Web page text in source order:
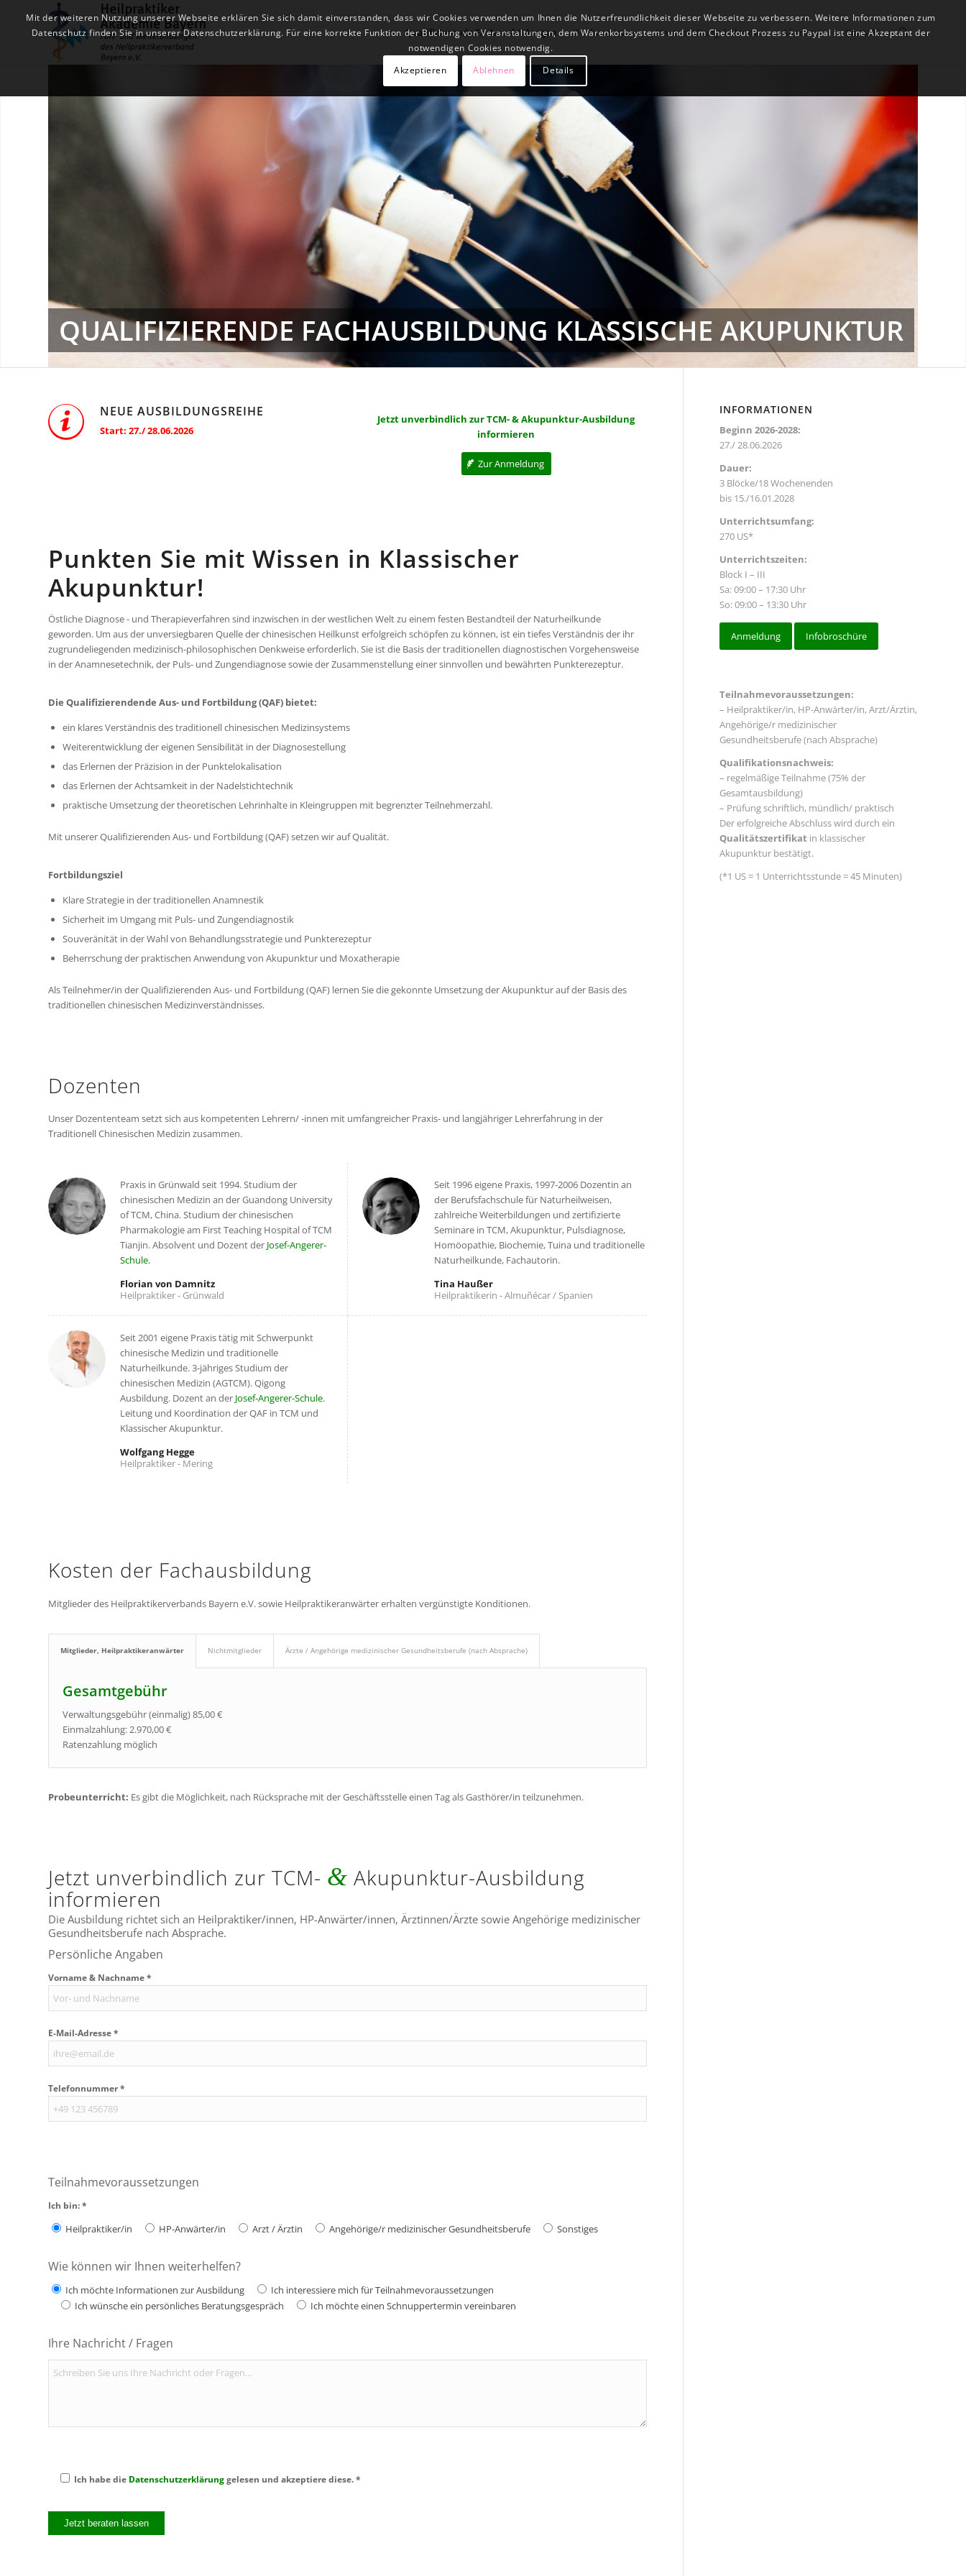
Qualifizierende Fachausbildungen Fachseminare Veranstaltungskalender Akademie Kontakt
QUALIFIZIERENDE FACHAUSBILDUNG KLASSISCHE AKUPUNKTUR
NEUE AUSBILDUNGSREIHE
Start: 27./ 28.06.2026
Jetzt unverbindlich zur TCM- & Akupunktur-Ausbildung
informieren
Zur Anmeldung
Punkten Sie mit Wissen in Klassischer
Akupunktur!
Östliche Diagnose - und Therapieverfahren sind inzwischen in der westlichen Welt zu einem festen Bestandteil der Naturheilkunde
geworden. Um aus der unversiegbaren Quelle der chinesischen Heilkunst erfolgreich schöpfen zu können, ist ein tiefes Verständnis der ihr
zugrundeliegenden medizinisch-philosophischen Denkweise erforderlich. Sie ist die Basis der traditionellen diagnostischen Vorgehensweise
in der Anamnesetechnik, der Puls- und Zungendiagnose sowie der Zusammenstellung einer sinnvollen und bewährten Punkterezeptur.
Die Qualifizierendende Aus- und Fortbildung (QAF) bietet:
ein klares Verständnis des traditionell chinesischen Medizinsystems
Weiterentwicklung der eigenen Sensibilität in der Diagnosestellung
das Erlernen der Präzision in der Punktelokalisation
das Erlernen der Achtsamkeit in der Nadelstichtechnik
praktische Umsetzung der theoretischen Lehrinhalte in Kleingruppen mit begrenzter Teilnehmerzahl.
Mit unserer Qualifizierenden Aus- und Fortbildung (QAF) setzen wir auf Qualität.
Fortbildungsziel
Klare Strategie in der traditionellen Anamnestik
Sicherheit im Umgang mit Puls- und Zungendiagnostik
Souveränität in der Wahl von Behandlungsstrategie und Punkterezeptur
Beherrschung der praktischen Anwendung von Akupunktur und Moxatherapie
Als Teilnehmer/in der Qualifizierenden Aus- und Fortbildung (QAF) lernen Sie die gekonnte Umsetzung der Akupunktur auf der Basis des
traditionellen chinesischen Medizinverständnisses.
Dozenten
Unser Dozententeam setzt sich aus kompetenten Lehrern/ -innen mit umfangreicher Praxis- und langjähriger Lehrerfahrung in der
Traditionell Chinesischen Medizin zusammen.
Praxis in Grünwald seit 1994. Studium der
chinesischen Medizin an der Guandong University
of TCM, China. Studium der chinesischen
Pharmakologie am First Teaching Hospital of TCM
Tianjin. Absolvent und Dozent der Josef-Angerer-
Schule.
Florian von Damnitz
Heilpraktiker - Grünwald
Seit 1996 eigene Praxis, 1997-2006 Dozentin an
der Berufsfachschule für Naturheilweisen,
zahlreiche Weiterbildungen und zertifizierte
Seminare in TCM, Akupunktur, Pulsdiagnose,
Homöopathie, Biochemie, Tuina und traditionelle
Naturheilkunde, Fachautorin.
Tina Haußer
Heilpraktikerin - Almuñécar / Spanien
Seit 2001 eigene Praxis tätig mit Schwerpunkt
chinesische Medizin und traditionelle
Naturheilkunde. 3-jähriges Studium der
chinesischen Medizin (AGTCM). Qigong
Ausbildung. Dozent an der Josef-Angerer-Schule.
Leitung und Koordination der QAF in TCM und
Klassischer Akupunktur.
Wolfgang Hegge
Heilpraktiker - Mering
Kosten der Fachausbildung
Mitglieder des Heilpraktikerverbands Bayern e.V. sowie Heilpraktikeranwärter erhalten vergünstigte Konditionen.
Mitglieder, Heilpraktikeranwärter Nichtmitglieder Ärzte / Angehörige medizinischer Gesundheitsberufe (nach Absprache)
Gesamtgebühr
Verwaltungsgebühr (einmalig) 85,00 €
Einmalzahlung: 2.970,00 €
Ratenzahlung möglich
Probeunterricht: Es gibt die Möglichkeit, nach Rücksprache mit der Geschäftsstelle einen Tag als Gasthörer/in teilzunehmen.
Jetzt unverbindlich zur TCM- & Akupunktur-Ausbildung
informieren
Die Ausbildung richtet sich an Heilpraktiker/innen, HP-Anwärter/innen, Ärztinnen/Ärzte sowie Angehörige medizinischer
Gesundheitsberufe nach Absprache.
Persönliche Angaben
Vorname & Nachname *
E-Mail-Adresse *
Telefonnummer *
lasse
dieses
Feld
Teilnahmevoraussetzungen
Ich bin: *
Heilpraktiker/in HP-Anwärter/in Arzt / Ärztin Angehörige/r medizinischer Gesundheitsberufe Sonstiges
Wie können wir Ihnen weiterhelfen?
Ich möchte Informationen zur Ausbildung
Ich interessiere mich für Teilnahmevoraussetzungen
Ich wünsche ein persönliches Beratungsgespräch
Ich möchte einen Schnuppertermin vereinbaren
Ihre Nachricht / Fragen
Ich habe die Datenschutzerklärunggelesen und akzeptiere diese. *
Bitte
lasse
INFORMATIONEN
Beginn 2026-2028:
27./ 28.06.2026
Dauer:
3 Blöcke/18 Wochenenden
bis 15./16.01.2028
Unterrichtsumfang:
270 US*
Unterrichtszeiten:
Block I – III
Sa: 09:00 – 17:30 Uhr
So: 09:00 – 13:30 Uhr
Anmeldung Infobroschüre
Teilnahmevoraussetzungen:
– Heilpraktiker/in, HP-Anwärter/in, Arzt/Ärztin,
Angehörige/r medizinischer
Gesundheitsberufe (nach Absprache)
Qualifikationsnachweis:
– regelmäßige Teilnahme (75% der
Gesamtausbildung)
– Prüfung schriftlich, mündlich/ praktisch
Der erfolgreiche Abschluss wird durch ein
Qualitätszertifikat in klassischer
Akupunktur bestätigt.
(*1 US = 1 Unterrichtsstunde = 45 Minuten)
Mit der weiteren Nutzung unserer Webseite erklären Sie sich damit einverstanden, dass wir Cookies verwenden um Ihnen die Nutzerfreundlichkeit dieser Webseite zu verbessern. Weitere Informationen zum
Datenschutz finden Sie in unserer Datenschutzerklärung. Für eine korrekte Funktion der Buchung von Veranstaltungen, dem Warenkorbsystems und dem Checkout Prozess zu Paypal ist eine Akzeptant der
notwendigen Cookies notwendig.
Akzeptieren
Ablehnen Details